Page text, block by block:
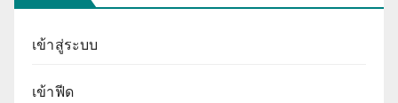
เข้าสู่ระบบ
เข้าฟีด